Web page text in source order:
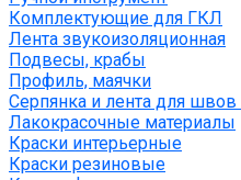
Комплектующие для ГКЛ
Лента звукоизоляционная
Подвесы, крабы
Профиль, маячки
Серпянка и лента для
Лакокрасочные материалы
Краски интерьерные
Краски резиновые